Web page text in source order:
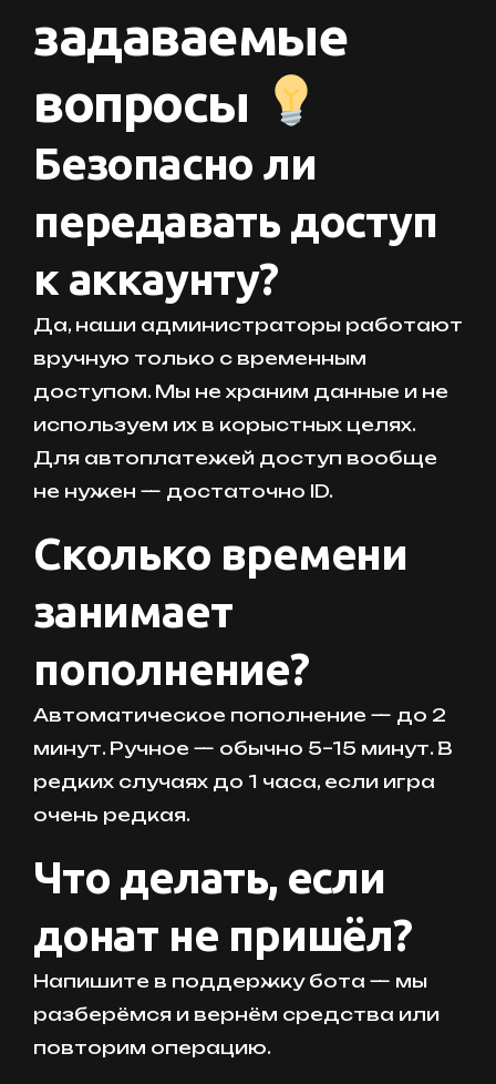
задаваемые
вопросы
Безопасно ли
передавать доступ
к аккаунту?
Да, наши администраторы работают
вручную только с временным
доступом. Мы не храним данные и не
используем их в корыстных целях.
Для автоплатежей доступ вообще
не нужен — достаточно ID.
Сколько времени
занимает
пополнение?
Автоматическое пополнение — до 2
минут. Ручное — обычно 5–15 минут. В
редких случаях до 1 часа, если игра
очень редкая.
Что делать, если
донат не пришёл?
Напишите в поддержку бота — мы
разберёмся и вернём средства или
повторим операцию.